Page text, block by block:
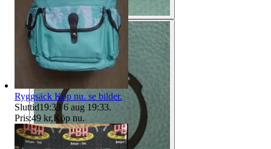
Ryggsäck Köp nu. se bilder.
Sluttid19:33 6 aug 19:33.
Pris:49 kr,Köp nu.